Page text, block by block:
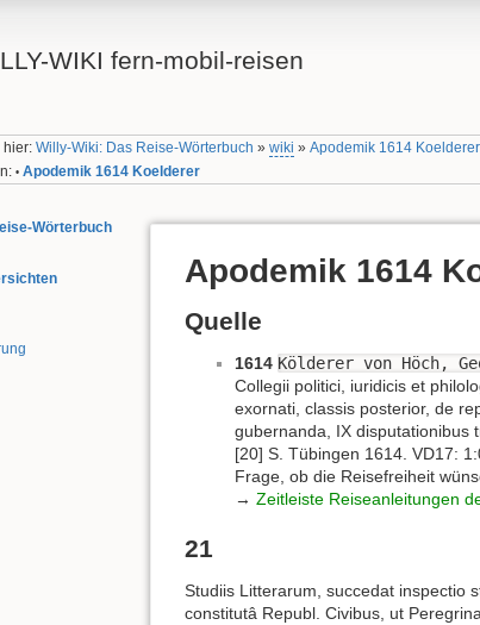
WIKI fern-mobil-reisen
hier:Willy-Wiki: Das Reise-Wörterbuch »wiki »Apodemik 1614 Koelderer
• Apodemik 1614 Koelderer
Wörterbuch
Apodemik 1614
Quelle
1614 Kölderer von Höch,
Collegii politici, iuridicis et
exornati, classis posterior, de
gubernanda, IX disputationibus
[20] S. Tübingen 1614. VD17:
Frage, ob die Reisefreiheit
→ Zeitleiste Reiseanleitungen
21
Studiis Litterarum, succedat inspectio
constitutâ Republ. Civibus, ut